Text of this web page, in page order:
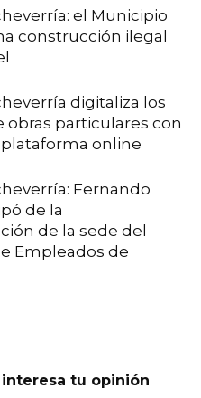
el Municipio
construcción ilegal
digitaliza los
obras particulares con
online
Fernando
de la
de la sede del
Empleados de
interesa tu opinión